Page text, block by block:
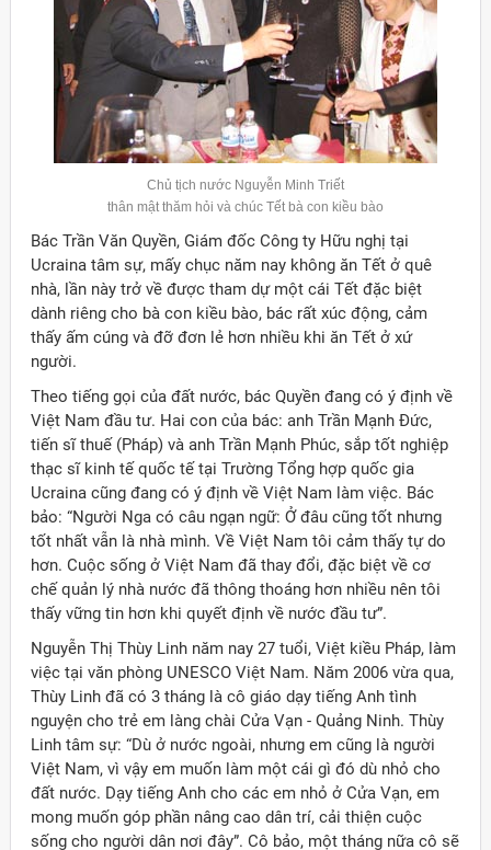
Chủ tịch nước Nguyễn Minh Triết
thân mật thăm hỏi và chúc Tết bà con kiều bào
Bác Trần Văn Quyền, Giám đốc Công ty Hữu nghị tại
Ucraina tâm sự, mấy chục năm nay không ăn Tết ở quê
nhà, lần này trở về được tham dự một cái Tết đặc biệt
dành riêng cho bà con kiều bào, bác rất xúc động, cảm
thấy ấm cúng và đỡ đơn lẻ hơn nhiều khi ăn Tết ở xứ
người.
Theo tiếng gọi của đất nước, bác Quyền đang có ý định về
Việt Nam đầu tư. Hai con của bác: anh Trần Mạnh Đức,
tiến sĩ thuế (Pháp) và anh Trần Mạnh Phúc, sắp tốt nghiệp
thạc sĩ kinh tế quốc tế tại Trường Tổng hợp quốc gia
Ucraina cũng đang có ý định về Việt Nam làm việc. Bác
bảo: “Người Nga có câu ngạn ngữ: Ở đâu cũng tốt nhưng
tốt nhất vẫn là nhà mình. Về Việt Nam tôi cảm thấy tự do
hơn. Cuộc sống ở Việt Nam đã thay đổi, đặc biệt về cơ
chế quản lý nhà nước đã thông thoáng hơn nhiều nên tôi
thấy vững tin hơn khi quyết định về nước đầu tư”.
Nguyễn Thị Thùy Linh năm nay 27 tuổi, Việt kiều Pháp, làm
việc tại văn phòng UNESCO Việt Nam. Năm 2006 vừa qua,
Thùy Linh đã có 3 tháng là cô giáo dạy tiếng Anh tình
nguyện cho trẻ em làng chài Cửa Vạn - Quảng Ninh. Thùy
Linh tâm sự: “Dù ở nước ngoài, nhưng em cũng là người
Việt Nam, vì vậy em muốn làm một cái gì đó dù nhỏ cho
đất nước. Dạy tiếng Anh cho các em nhỏ ở Cửa Vạn, em
mong muốn góp phần nâng cao dân trí, cải thiện cuộc
sống cho người dân nơi đây”. Cô bảo, một tháng nữa cô sẽ